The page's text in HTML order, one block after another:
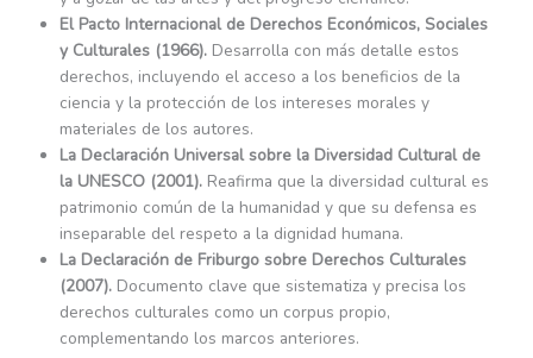
El Pacto Internacional de Derechos Económicos, Sociales
y Culturales (1966). Desarrolla con más detalle estos
derechos, incluyendo el acceso a los beneficios de la
ciencia y la protección de los intereses morales y
materiales de los autores.
La Declaración Universal sobre la Diversidad Cultural de
la UNESCO (2001). Reafirma que la diversidad cultural es
patrimonio común de la humanidad y que su defensa es
inseparable del respeto a la dignidad humana.
La Declaración de Friburgo sobre Derechos Culturales
(2007). Documento clave que sistematiza y precisa los
derechos culturales como un corpus propio,
complementando los marcos anteriores.